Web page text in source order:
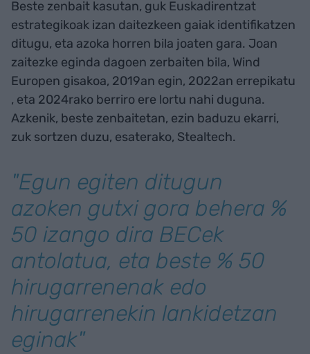
Beste zenbait kasutan, guk Euskadirentzat
estrategikoak izan daitezkeen gaiak identifikatzen
ditugu, eta azoka horren bila joaten gara. Joan
zaitezke eginda dagoen zerbaiten bila, Wind
Europen gisakoa, 2019an egin, 2022an errepikatu
, eta 2024rako berriro ere lortu nahi duguna.
Azkenik, beste zenbaitetan, ezin baduzu ekarri,
zuk sortzen duzu, esaterako, Stealtech.
"Egun egiten ditugun
azoken gutxi gora behera %
50 izango dira BECek
antolatua, eta beste % 50
hirugarrenenak edo
hirugarrenekin lankidetzan
eginak"